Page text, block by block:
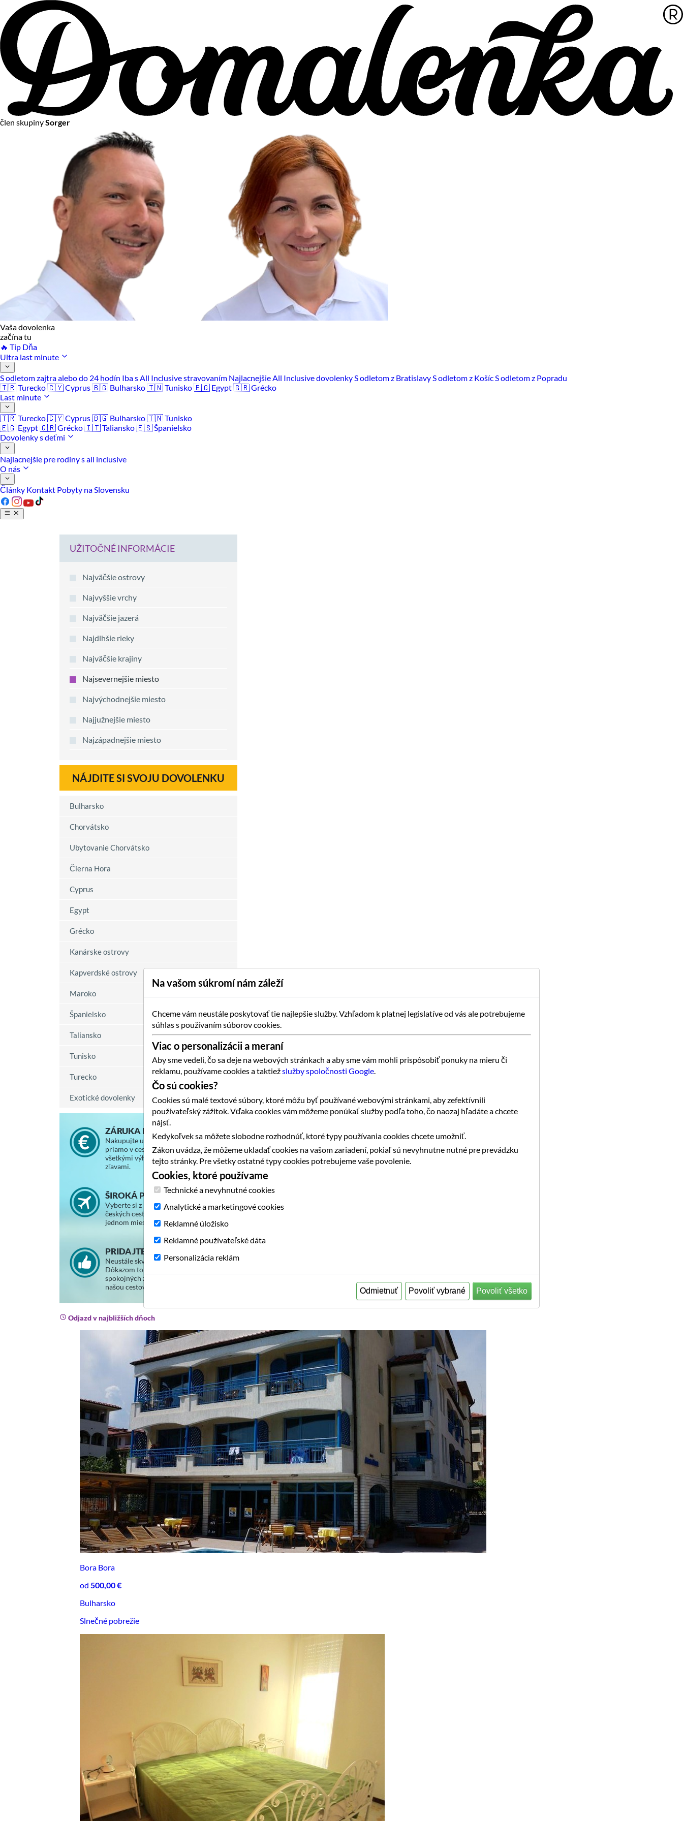
člen skupinySorger
Vaša dovolenka
začína tu
🔥 Tip Dňa
Ultra last minute
S odletom zajtra alebo do 24 hodín Iba s All Inclusive stravovaním Najlacnejšie All Inclusive dovolenkyS odletom z BratislavyS odletom z KošícS odletom z Popradu
🇹🇷 Turecko🇨🇾 Cyprus🇧🇬 Bulharsko🇹🇳 Tunisko🇪🇬 Egypt🇬🇷 Grécko
Last minute
🇹🇷 Turecko🇨🇾 Cyprus🇧🇬 Bulharsko🇹🇳 Tunisko
🇪🇬 Egypt🇬🇷 Grécko🇮🇹 Taliansko🇪🇸 Španielsko
Dovolenky s deťmi
Najlacnejšie pre rodiny s all inclusive
O nás
Články Kontakt Pobyty na Slovensku
UŽITOČNÉ INFORMÁCIE
Najväčšie ostrovy
Najvyššie vrchy
Najväčšie jazerá
Najdlhšie rieky
Najväčšie krajiny
Najsevernejšie miesto
Najvýchodnejšie miesto
Najjužnejšie miesto
Najzápadnejšie miesto
NÁJDITE SI SVOJU DOVOLENKU
Bulharsko
Chorvátsko
Ubytovanie Chorvátsko
Čierna Hora
Cyprus
Egypt
Grécko
Kanárske ostrovy
Kapverdské ostrovy
Maroko
Španielsko
Taliansko
Tunisko
Turecko
Exotické dovolenky
ZÁRUKA NAJNIŽŠEJ CENY
Nakupujte u nás za rovnaké ceny, ako
priamo v cestovnej kancelárii, so
všetkými výhodami a vernostnými
zľavami.
ŠIROKÁ PONUKA ZÁJAZDOV
Vyberte si z ponuky slovenských a
českých cestovných kancelárií na
jednom mieste.
PRIDAJTE SA K SPOKOJNÝM
Neustále skvalitňujeme svoje služby.
Dôkazom toho je stále väčší počet
spokojných zákazníkov, ktorí cestujú s
našou cestovnou agentúrou.
Odjazd v najbližších dňoch
Bora Bora
od 500,00 €
Bulharsko
Slnečné pobrežie
Na vašom súkromí nám záleží
Chceme vám neustále poskytovať tie najlepšie služby. Vzhľadom k platnej legislatíve od vás ale potrebujeme
súhlas s používaním súborov cookies.
Viac o personalizácii a meraní
Aby sme vedeli, čo sa deje na webových stránkach a aby sme vám mohli prispôsobiť ponuky na mieru či
reklamu, používame cookies a taktiežslužby spoločnosti Google.
Čo sú cookies?
Cookies sú malé textové súbory, ktoré môžu byť používané webovými stránkami, aby zefektívnili
používateľský zážitok. Vďaka cookies vám môžeme ponúkať služby podľa toho, čo naozaj hľadáte a chcete
nájsť.
Kedykoľvek sa môžete slobodne rozhodnúť, ktoré typy používania cookies chcete umožniť.
Zákon uvádza, že môžeme ukladať cookies na vašom zariadení, pokiaľ sú nevyhnutne nutné pre prevádzku
tejto stránky. Pre všetky ostatné typy cookies potrebujeme vaše povolenie.
Cookies, ktoré používame
Technické a nevyhnutné cookies
Analytické a marketingové cookies
Reklamné úložisko
Reklamné používateľské dáta
Personalizácia reklám
Povoliť všetko
Povoliť vybrané
Odmietnuť